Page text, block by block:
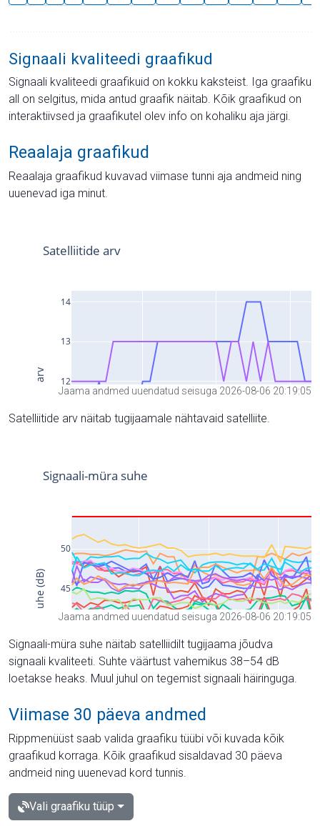
Signaali kvaliteedi graafikud
Signaali kvaliteedi graafikuid on kokku kaksteist. Iga graafiku
all on selgitus, mida antud graafik näitab. Kõik graafikud on
interaktiivsed ja graafikutel olev info on kohaliku aja järgi.
Reaalaja graafikud
Reaalaja graafikud kuvavad viimase tunni aja andmeid ning
uuenevad iga minut.
Jaama andmed uuendatud seisuga 2026-08-06 20:19:05
Satelliitide arv näitab tugijaamale nähtavaid satelliite.
Jaama andmed uuendatud seisuga 2026-08-06 20:19:05
Signaali-müra suhe näitab satelliidilt tugijaama jõudva
signaali kvaliteeti. Suhte väärtust vahemikus 38–54 dB
loetakse heaks. Muul juhul on tegemist signaali häiringuga.
Viimase 30 päeva andmed
Rippmenüüst saab valida graafiku tüübi või kuvada kõik
graafikud korraga. Kõik graafikud sisaldavad 30 päeva
andmeid ning uuenevad kord tunnis.
Vali graafiku tüüp